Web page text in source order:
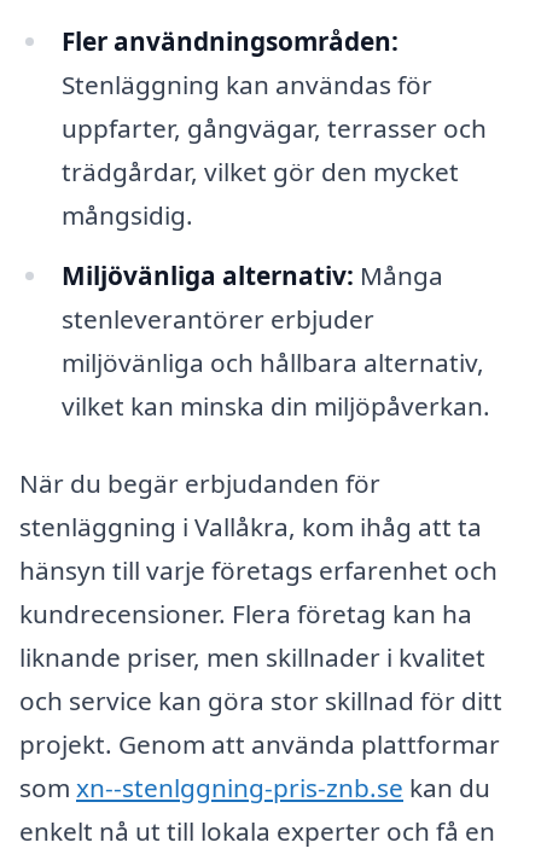
Fler användningsområden:
Stenläggning kan användas för
uppfarter, gångvägar, terrasser och
trädgårdar, vilket gör den mycket
mångsidig.
Miljövänliga alternativ: Många
stenleverantörer erbjuder
miljövänliga och hållbara alternativ,
vilket kan minska din miljöpåverkan.
När du begär erbjudanden för
stenläggning i Vallåkra, kom ihåg att ta
hänsyn till varje företags erfarenhet och
kundrecensioner. Flera företag kan ha
liknande priser, men skillnader i kvalitet
och service kan göra stor skillnad för ditt
projekt. Genom att använda plattformar
som xn--stenlggning-pris-znb.se kan du
enkelt nå ut till lokala experter och få en